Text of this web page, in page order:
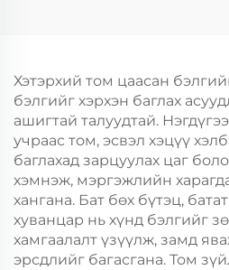
Шиппинг Картон
Хэтэрхий том цаасан
бэлгийг хэрхэн баглах
ашигтай талуудтай.
учраас том, эсвэл хэцүү
баглахад зарцуулах цаг
хэмнэж, мэргэжлийн
хангана. Бат бөх бүтэц,
хуванцар нь хүнд бэлгийг
хамгаалалт үзүүлж, замд
эрсдлийг багасгана. Том